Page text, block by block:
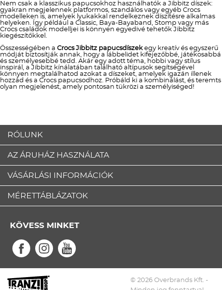
Nem csak a klasszikus papucsokhoz használhatók a Jibbitz díszek:
gyakran megjelennek platformos, szandálos vagy egyéb Crocs
modelleken is, amelyek lyukakkal rendelkeznek díszítésre alkalmas
helyeken. Így például a Classic, Baya-Bayaband, Stomp vagy más
Crocs családok modelljei is könnyen egyedivé tehetők Jibbitz
kiegészítőkkel.
Összességében a Crocs Jibbitz papucsdíszekegy kreatív és egyszerű
módját biztosítják annak, hogy a lábbelidet kifejezőbbé, játékosabbá
és személyesebbé tedd. Akár egy adott téma, hobbi vagy stílus
inspirál, a Jibbitz kínálatában található altípusok segítségével
könnyen megtalálhatod azokat a díszeket, amelyek igazán illenek
hozzád és a Crocs papucsodhoz. Próbáld ki a kombinálást, és teremts
olyan megjelenést, amely pontosan tükrözi a személyiséged!
RÓLUNK
AZ ÁRUHÁZ HASZNÁLATA
VÁSÁRLÁSI INFORMÁCIÓK
MÉRETTÁBLÁZATOK
KÖVESS MINKET
© 2026 Overbrands Kft. -